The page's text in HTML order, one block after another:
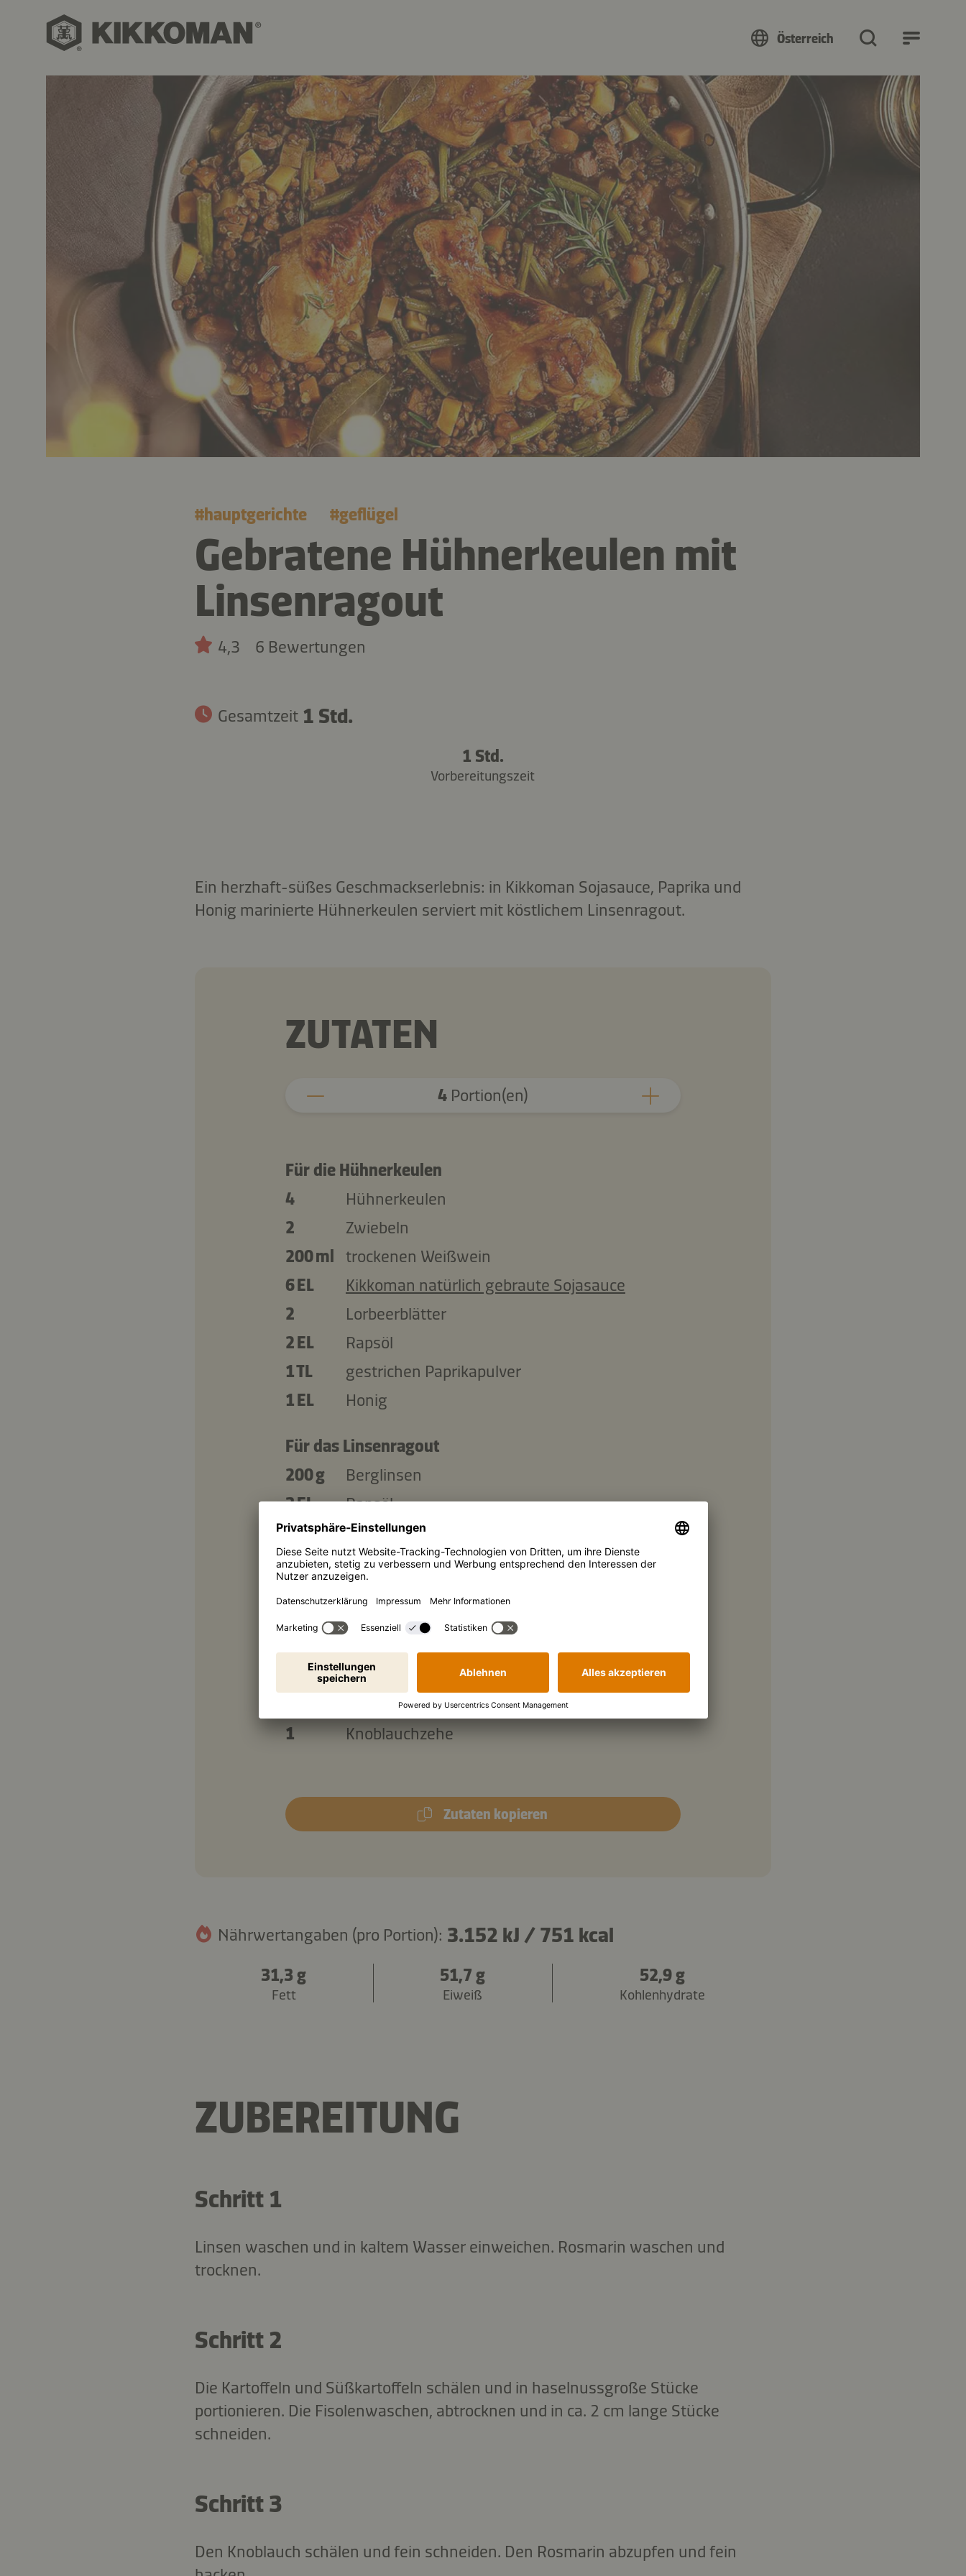
Österreich
#hauptgerichte #geflügel
Gebratene Hühnerkeulen mit
Linsenragout
4,3 6 Bewertungen
Gesamtzeit 1 Std.
1 Std.
Vorbereitungszeit
Ein herzhaft-süßes Geschmackserlebnis: in Kikkoman Sojasauce, Paprika und
Honig marinierte Hühnerkeulen serviert mit köstlichem Linsenragout.
ZUTATEN
4Portion(en)
Für die Hühnerkeulen
4
Hühnerkeulen
2
Zwiebeln
200 ml trockenen Weißwein
6 EL
Kikkoman natürlich gebraute Sojasauce
2
Lorbeerblätter
2 EL
Rapsöl
1 TL
gestrichen Paprikapulver
1 EL
Honig
Für das Linsenragout
200 g
Berglinsen
3 EL
Rapsöl
500 ml Gemüsebrühe
5 EL
Kikkoman natürlich gebraute Sojasauce
100 g
Speckwürfel
200 g
geschälte Süßkartoffel
150 g
Fisolenfrisch
Stängel Rosmarin
1
Knoblauchzehe
Zutaten kopieren
Nährwertangaben (pro Portion): 3.152 kJ / 751 kcal
31,3 g
Fett
51,7 g
Eiweiß
52,9 g
Kohlenhydrate
ZUBEREITUNG
Schritt 1
Linsen waschen und in kaltem Wasser einweichen. Rosmarin waschen und
trocknen.
Schritt 2
Die Kartoffeln und Süßkartoffeln schälen und in haselnussgroße Stücke
portionieren. Die Fisolenwaschen, abtrocknen und in ca. 2 cm lange Stücke
schneiden.
Schritt 3
Den Knoblauch schälen und fein schneiden. Den Rosmarin abzupfen und fein